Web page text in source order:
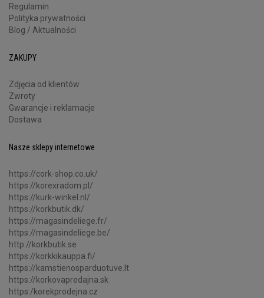
Regulamin
Polityka prywatności
Blog / Aktualności
ZAKUPY
Zdjęcia od klientów
Zwroty
Gwarancje i reklamacje
Dostawa
Nasze sklepy internetowe
https://cork-shop.co.uk/
https://korexradom.pl/
https://kurk-winkel.nl/
https://korkbutik.dk/
https://magasindeliege.fr/
https://magasindeliege.be/
http://korkbutik.se
https://korkkikauppa.fi/
https://kamstienosparduotuve.lt
https://korkovapredajna.sk
https:/korekprodejna.cz